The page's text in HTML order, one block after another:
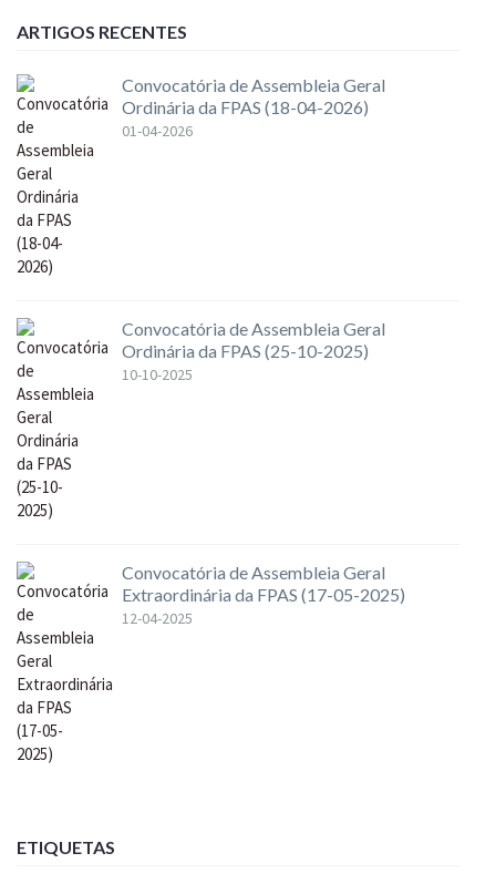
ARTIGOS RECENTES
Convocatória de Assembleia Geral
Ordinária da FPAS (18-04-2026)
01-04-2026
Convocatória de Assembleia Geral
Ordinária da FPAS (25-10-2025)
10-10-2025
Convocatória de Assembleia Geral
Extraordinária da FPAS (17-05-2025)
12-04-2025
ETIQUETAS